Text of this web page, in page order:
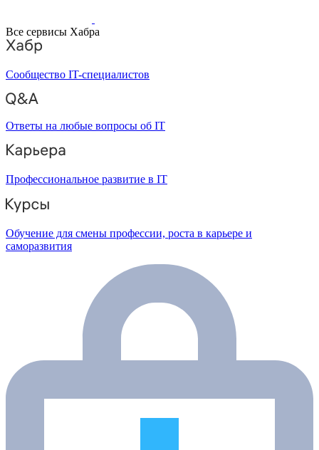
Все сервисы Хабра
Сообщество IT-специалистов
Ответы на любые вопросы об IT
Профессиональное развитие в IT
Обучение для смены профессии, роста в карьере и
саморазвития